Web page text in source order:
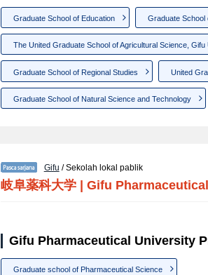
Graduate School of Education Graduate School
The United Graduate School of Agricultural Science, Gifu
Graduate School of Regional Studies United
Graduate School of Natural Science and Technology
Gifu / Sekolah lokal pablik
岐阜薬科大学 | Gifu
Gifu Pharmaceutical University
Graduate school of Pharmaceutical Science